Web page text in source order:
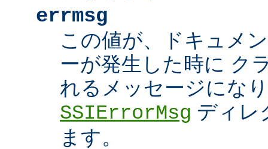
errmsg
この値が、ドキュメ
ーが発生した時に ク
れるメッセージにな
SSIErrorMsg ディレ
ます。